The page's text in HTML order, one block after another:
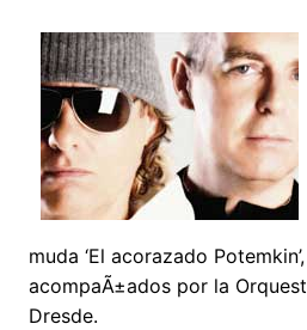
muda ‘El acorazado
acompaÃ±ados por la
Dresde.